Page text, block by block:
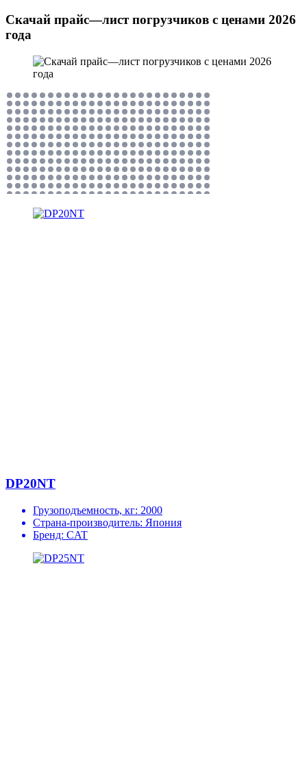
Скачай прайс—лист погрузчиков с ценами 2026
года
DP20NT
Грузоподъемность, кг: 2000
Страна-производитель: Япония
Бренд: CAT